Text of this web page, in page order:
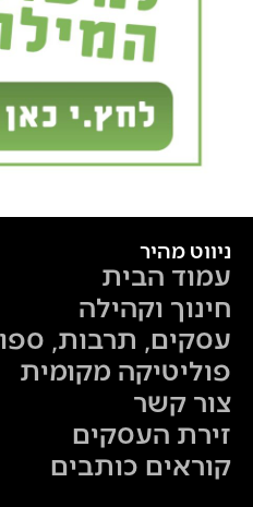
ניווט מהיר
עמוד הבית
חינוך וקהילה
עסקים, תרבות,
פוליטיקה מקומית
צור קשר
זירת העסקים
קוראים כותבים